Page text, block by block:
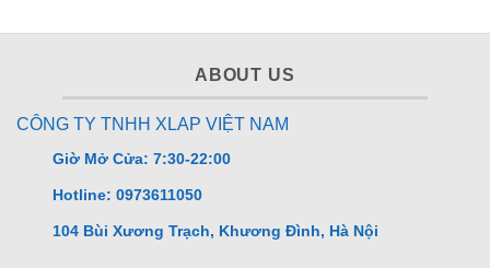
ABOUT US
CÔNG TY TNHH XLAP VIỆT NAM
Giờ Mở Cửa: 7:30-22:00
Hotline: 0973611050
104 Bùi Xương Trạch, Khương Đình, Hà Nội